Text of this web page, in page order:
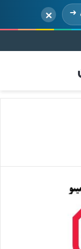
×